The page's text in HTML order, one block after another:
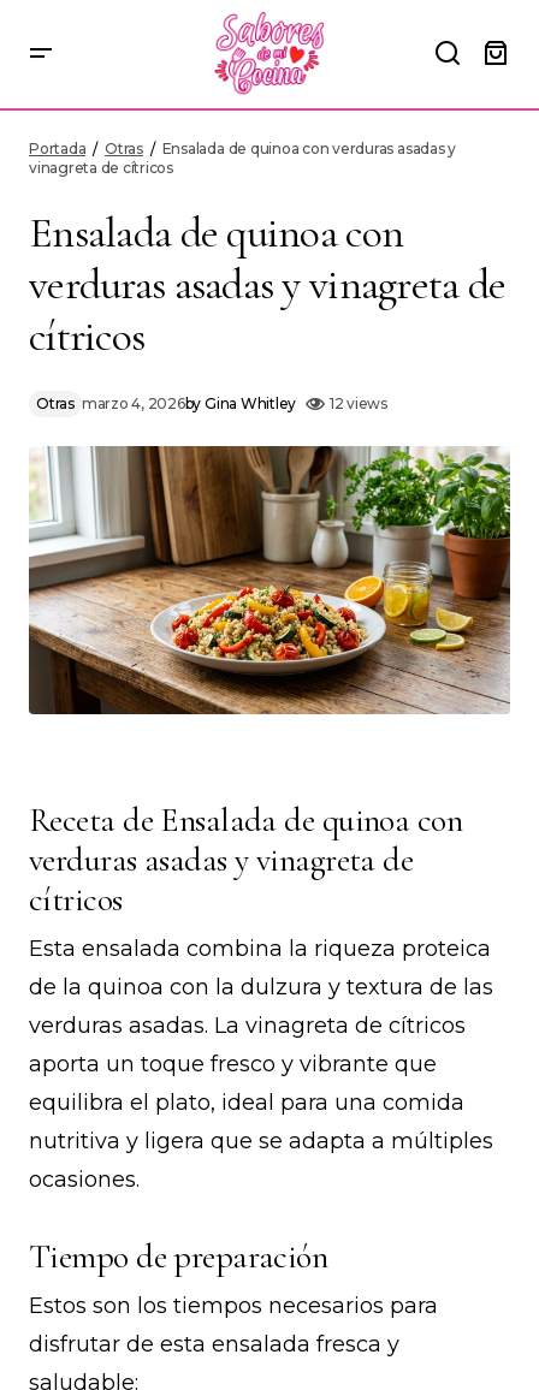
Portada Otras
Ensalada de quinoa con verduras asadas y
vinagreta de cítricos
Ensalada de quinoa con
verduras asadas y vinagreta de
cítricos
Otras marzo 4, 2026by Gina Whitley 12 views
Receta de Ensalada de quinoa con
verduras asadas y vinagreta de
cítricos
Esta ensalada combina la riqueza proteica
de la quinoa con la dulzura y textura de las
verduras asadas. La vinagreta de cítricos
aporta un toque fresco y vibrante que
equilibra el plato, ideal para una comida
nutritiva y ligera que se adapta a múltiples
ocasiones.
Tiempo de preparación
Estos son los tiempos necesarios para
disfrutar de esta ensalada fresca y
saludable: